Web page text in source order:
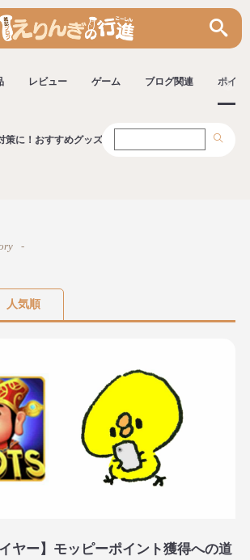
レビュー ゲーム ブログ関連 ポイ活
に！おすすめグッズ
人気順
ヤー】モッピーポイント獲得への道